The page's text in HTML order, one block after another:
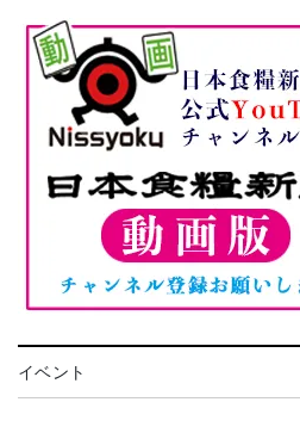
イベント